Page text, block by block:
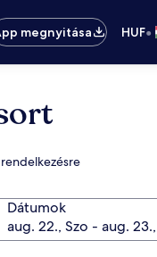
megnyitása
HUF•
Dátumok